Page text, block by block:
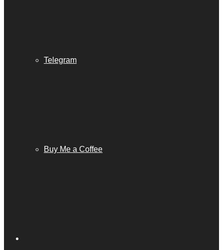
Telegram
Buy Me a Coffee